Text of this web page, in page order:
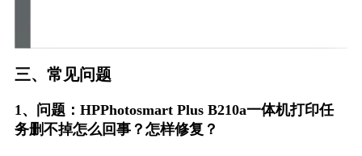
三、常见问题
1、问题：HPPhotosmart Plus B210a一体机打印任
务删不掉怎么回事？怎样修复？